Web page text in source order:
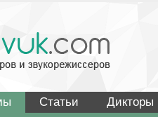
Статьи Дикторы